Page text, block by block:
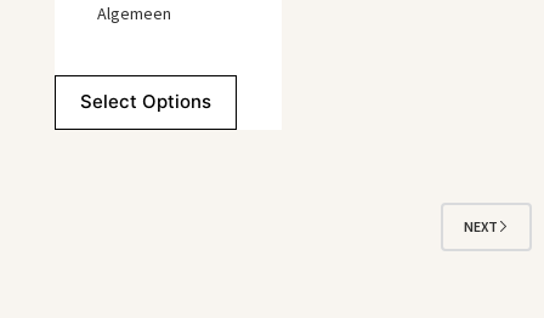
Algemeen
Select Options
NEXT